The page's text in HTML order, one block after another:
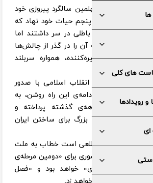
های کلی
رویدادها
ای
ایران در حالی چهلمین سالگرد پیروزی خود
و قدم به دهه‌ی پنجم حیات خود نهاد که
گمان‌های باطلی در سر داشتند اما
جهان، امیدوارانه آن را در گذر از چالش‌ها
پیشرفت‌های خیره‌کننده، همواره سربلند
رهبر حکیم انقلاب اسلامی با صدور
انقلاب» و برای ادامه‌ی این راه روشن، به
شگرف چهار دهه‌ی گذشته پرداخته و
به‌منظور «جهاد بزرگ برای ساختن ایران
فرموده‌اند.
انقلاب» تجدید مطلعی است خطاب به ملت
که به‌مثابه منشوری برای «دومین مرحله‌ی
و تمدن‌سازی» خواهد بود و «فصل